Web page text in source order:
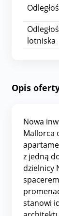
lotniska
Opis
Nowa
Mallorca
z jedną
dzielnicy
stanowi